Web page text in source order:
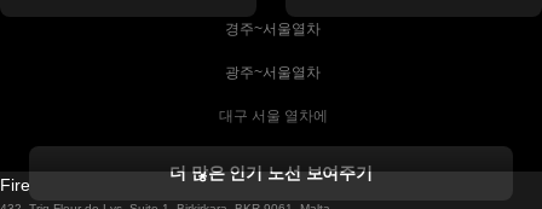
경주~서울열차
광주~서울열차
대구 서울 열차에
더블린에서 골웨이 열차
더 많은 인기 노선 보여주기
Firebird GT Limited (OC 1451)